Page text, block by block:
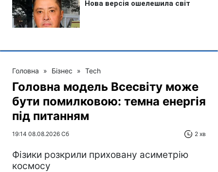
Головна » Бізнес » Tech
Головна модель Всесвіту може
бути помилковою: темна енергія
під питанням
19:14 08.08.2026 Сб 2 хв
Фізики розкрили приховану асиметрію
космосу